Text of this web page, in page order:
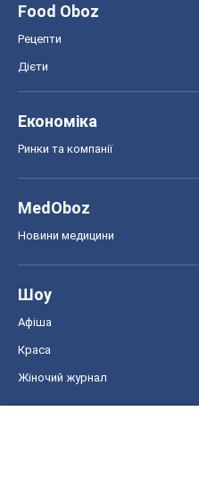
Food Oboz
Рецепти
Дієти
Економіка
Ринки та компанії
MedOboz
Новини медицини
Шоу
Афіша
Краса
Жіночий журнал